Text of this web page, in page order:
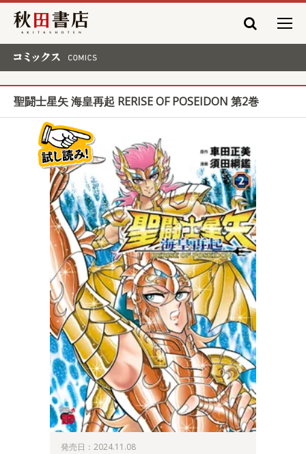
秋田書店
聖闘士星矢 海皇再起 RERISE OF POSEIDON 第2巻
発売日：2024.11.08